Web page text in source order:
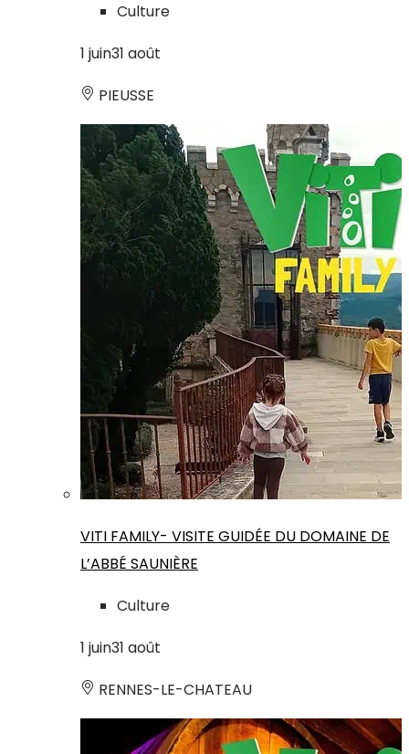
Culture
1 juin31 août
PIEUSSE
VITI FAMILY- VISITE GUIDÉE DU DOMAINE DE
L’ABBÉ SAUNIÈRE
Culture
1 juin31 août
RENNES-LE-CHATEAU